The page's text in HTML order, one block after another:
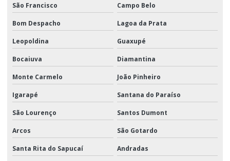
São Francisco Campo Belo
Bom Despacho Lagoa da Prata
Leopoldina Guaxupé
Bocaiuva Diamantina
Monte Carmelo João Pinheiro
Igarapé Santana do Paraíso
São Lourenço Santos Dumont
Arcos São Gotardo
Santa Rita do Sapucaí Andradas